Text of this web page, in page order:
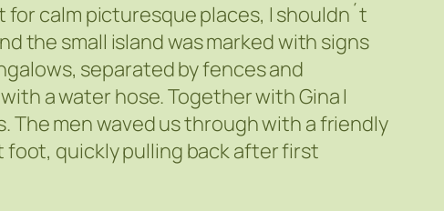
for calm picturesque places, I shouldn´t
the small island was marked with signs
separated by fences and
a water hose. Together with Gina I
The men waved us through with a friendly
quickly pulling back after first